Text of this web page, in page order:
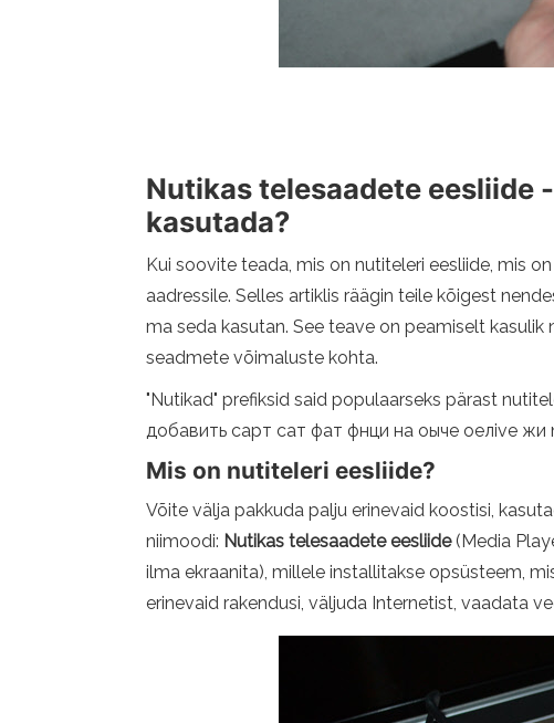
Nutikas telesaadete eesliide
kasutada?
Kui soovite teada, mis on nutiteleri eesliide, mis
aadressile. Selles artiklis räägin teile kõigest
ma seda kasutan. See teave on peamiselt
seadmete võimaluste kohta.
"Nutikad" prefiksid said populaarseks pärast
добавить сарт сат фат фнци на оыче оелive
Mis on nutiteleri eesliide?
Võite välja pakkuda palju erinevaid koostisi,
niimoodi: Nutikas telesaadete eesliide(Media
ilma ekraanita), millele installitakse opsüsteem,
erinevaid rakendusi, väljuda Internetist, vaadata